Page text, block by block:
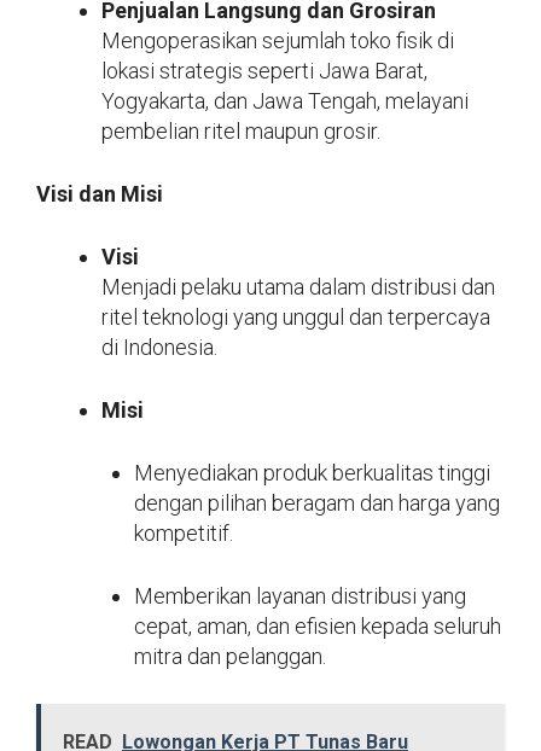
Penjualan Langsung dan Grosiran
Mengoperasikan sejumlah toko fisik di
lokasi strategis seperti Jawa Barat,
Yogyakarta, dan Jawa Tengah, melayani
pembelian ritel maupun grosir.
Visi dan Misi
Visi
Menjadi pelaku utama dalam distribusi dan
ritel teknologi yang unggul dan terpercaya
di Indonesia.
Misi
Menyediakan produk berkualitas tinggi
dengan pilihan beragam dan harga yang
kompetitif.
Memberikan layanan distribusi yang
cepat, aman, dan efisien kepada seluruh
mitra dan pelanggan.
READ Lowongan Kerja PT Tunas Baru